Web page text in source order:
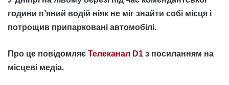
години п’яний водій ніяк не міг знайти собі місця і
потрощив припарковані автомобілі.
Про це повідомляє Телеканал D1 з посиланням на
місцеві медіа.